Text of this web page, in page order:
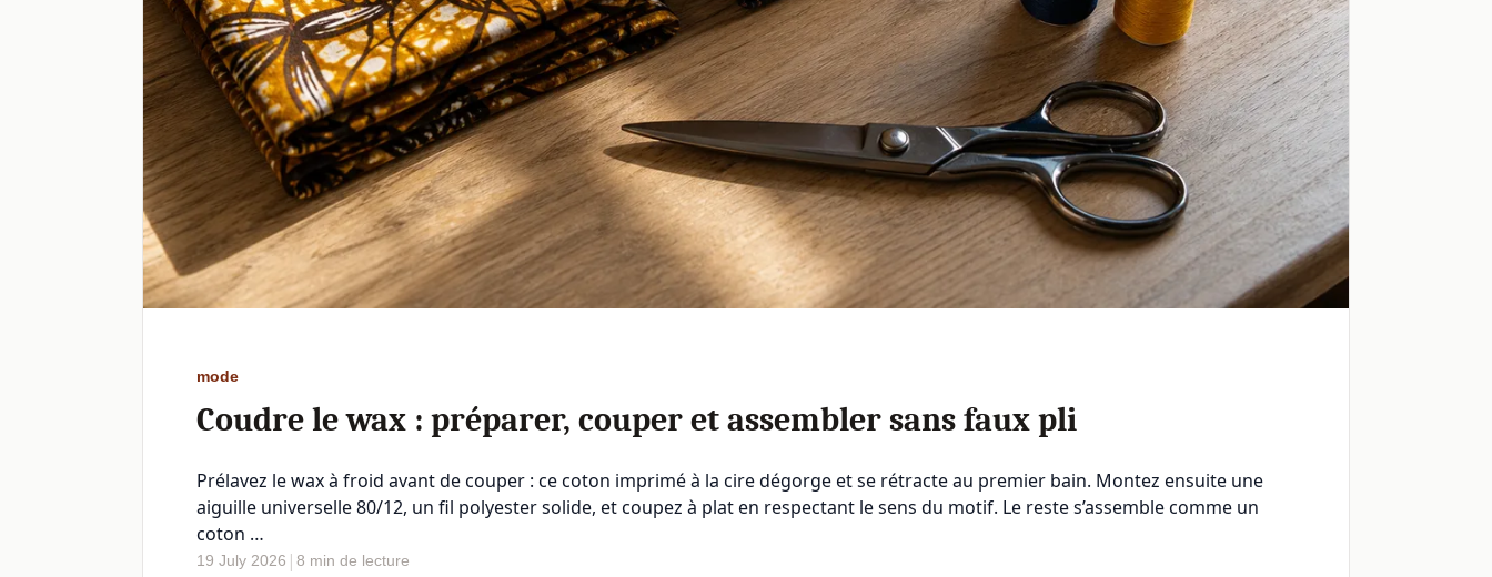
mode
Coudre le wax : préparer, couper et assembler sans faux pli
Prélavez le wax à froid avant de couper : ce coton imprimé à la cire dégorge et se rétracte au premier bain. Montez ensuite une
aiguille universelle 80/12, un fil polyester solide, et coupez à plat en respectant le sens du motif. Le reste s’assemble comme un
coton …
19 July 2026 | 8 min de lecture